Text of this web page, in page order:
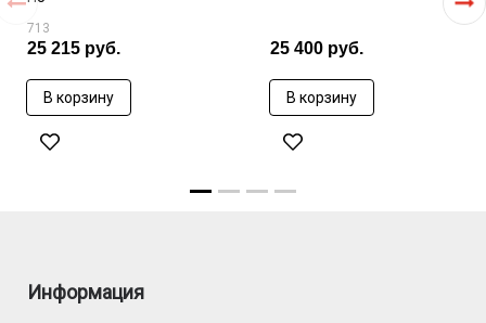
713
25 215 руб.
В корзину
25 400 руб.
В корзину
Информация